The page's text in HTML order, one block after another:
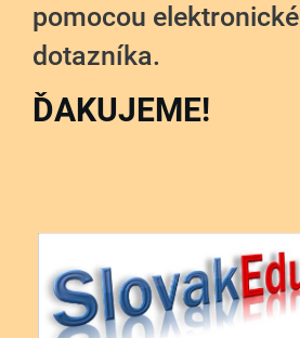
pomocou
dotazníka.
ĎAKUJEME!